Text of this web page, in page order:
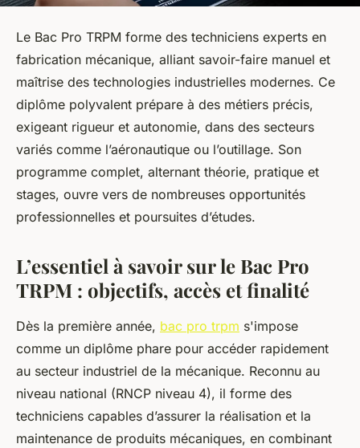
Le Bac Pro TRPM forme des techniciens experts en
fabrication mécanique, alliant savoir-faire manuel et
maîtrise des technologies industrielles modernes. Ce
diplôme polyvalent prépare à des métiers précis,
exigeant rigueur et autonomie, dans des secteurs
variés comme l’aéronautique ou l’outillage. Son
programme complet, alternant théorie, pratique et
stages, ouvre vers de nombreuses opportunités
professionnelles et poursuites d’études.
L’essentiel à savoir sur le Bac Pro
TRPM : objectifs, accès et finalité
Dès la première année, bac pro trpm s'impose
comme un diplôme phare pour accéder rapidement
au secteur industriel de la mécanique. Reconnu au
niveau national (RNCP niveau 4), il forme des
techniciens capables d’assurer la réalisation et la
maintenance de produits mécaniques, en combinant